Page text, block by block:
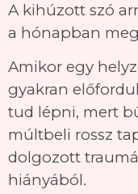
A kihúzott szó
a hónapban
Amikor egy
gyakran
tud lépni, mert
múltbeli rossz
dolgozott
hiányából.